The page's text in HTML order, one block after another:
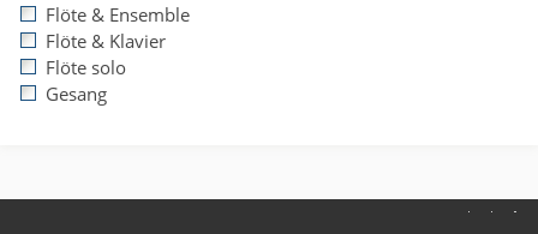
Flöte & Ensemble
Flöte & Klavier
Flöte solo
Gesang